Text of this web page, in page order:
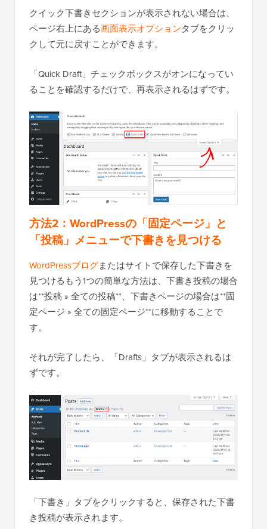
クイック下書きセクションが表示されない場合は、
ページ右上にある画面表示オプションタブをクリッ
クして元に戻すことができます。
「Quick Draft」チェックボックスがオンになってい
ることを確認するだけで、再表示されるはずです。
方法2：WordPressの「固定ページ」と
「投稿」メニューで下書きを見つける
WordPressブログまたはサイトで保存した下書きを
見つけるもう1つの簡単な方法は、下書き投稿の場合
は**投稿 » 全ての投稿**、下書きページの場合は**固
定ページ » 全ての固定ページ**に移動することで
す。
それが完了したら、「Drafts」タブが表示されるは
ずです。
「下書き」タブをクリックすると、保存された下書
き投稿が表示されます。